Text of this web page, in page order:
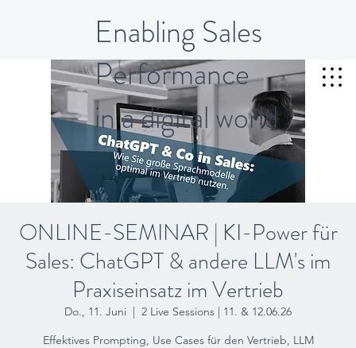
Enabling Sales
Performance
in a digital world
ONLINE-SEMINAR | KI-Power für
Sales: ChatGPT & andere LLM's im
Praxiseinsatz im Vertrieb
Do., 11. Juni
  |
2 Live Sessions | 11. & 12.06.26
Effektives Prompting, Use Cases für den Vertrieb, LLM